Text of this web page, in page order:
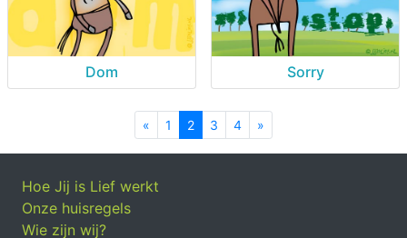
Dom Sorry
« Previous
1 2 3 4 »
Hoe Jij is Lief werkt
Onze huisregels
Wie zijn wij?